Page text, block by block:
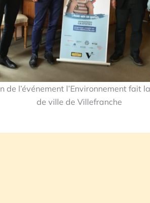
de l’événement l’Environnement fait
de ville de Villefranche